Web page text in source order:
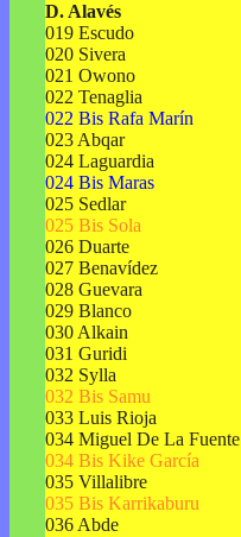
D. Alavés
019 Escudo
020 Sivera
021 Owono
022 Tenaglia
022 Bis Rafa Marín
023 Abqar
024 Laguardia
024 Bis Maras
025 Sedlar
025 Bis Sola
026 Duarte
027 Benavídez
028 Guevara
029 Blanco
030 Alkain
031 Guridi
032 Sylla
032 Bis Samu
033 Luis Rioja
034 Miguel De La Fuente
034 Bis Kike García
035 Villalibre
035 Bis Karrikaburu
036 Abde